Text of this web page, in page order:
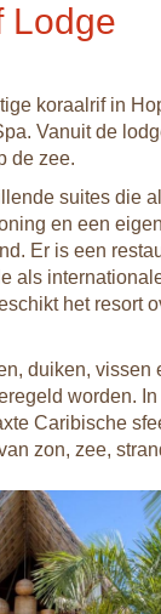
Lodge
koraalrif in
Vanuit de
de zee.
suites die
en een
Er is een
als
het resort
duiken, vissen
worden.
Caribische
zon, zee,